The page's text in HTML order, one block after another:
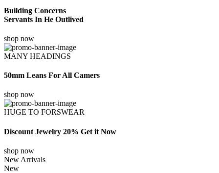
Building Concerns
Servants In He Outlived
shop now
MANY HEADINGS
50mm Leans For All Camers
shop now
HUGE TO FORSWEAR
Discount Jewelry 20% Get it Now
shop now
New Arrivals
New